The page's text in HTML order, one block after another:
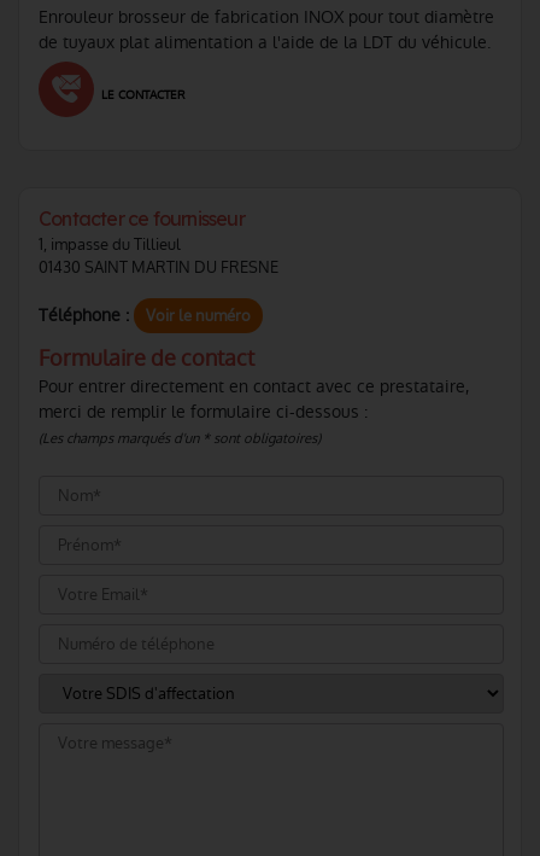
Enrouleur brosseur de fabrication INOX pour tout diamètre
de tuyaux plat alimentation a l'aide de la LDT du véhicule.
LE CONTACTER
Contacter ce fournisseur
1, impasse du Tillieul
01430 SAINT MARTIN DU FRESNE
Téléphone : Voir le numéro
Formulaire de contact
Pour entrer directement en contact avec ce prestataire,
merci de remplir le formulaire ci-dessous :
(Les champs marqués d'un * sont obligatoires)